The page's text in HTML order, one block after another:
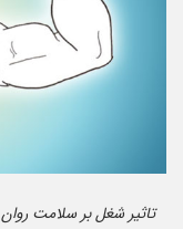
تاثیر شغل بر سلامت روان